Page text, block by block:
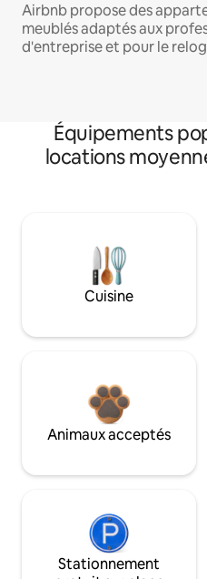
Airbnb propose des
meublés adaptés aux
d'entreprise et pour le
Équipements
locations
Cuisine
Animaux acceptés
Stationnement